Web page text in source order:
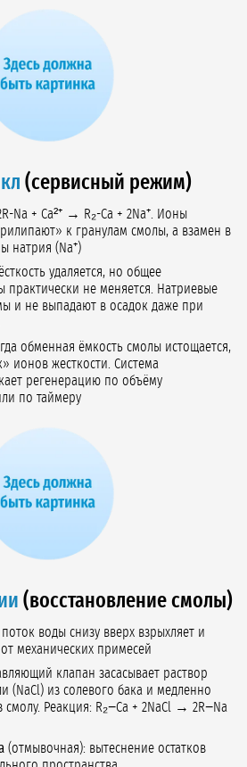
(сервисный режим)
Na + Ca²⁺ → R₂-Ca + 2Na⁺. Ионы
к гранулам смолы, а взамен в
натрия (Na⁺)
удаляется, но общее
практически не меняется. Натриевые
и не выпадают в осадок даже при
обменная ёмкость смолы истощается,
ионов жесткости. Система
регенерацию по объёму
по таймеру
(восстановление смолы)
поток воды снизу вверх взрыхляет и
механических примесей
клапан засасывает раствор
(NaCl) из солевого бака и медленно
смолу. Реакция: R₂−Ca + 2NaCl → 2R−Na
(отмывочная): вытеснение остатков